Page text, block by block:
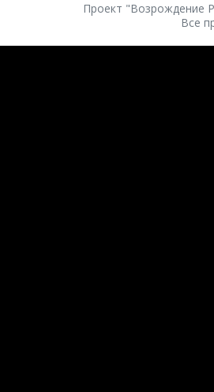
Проект "Возрождение
Все